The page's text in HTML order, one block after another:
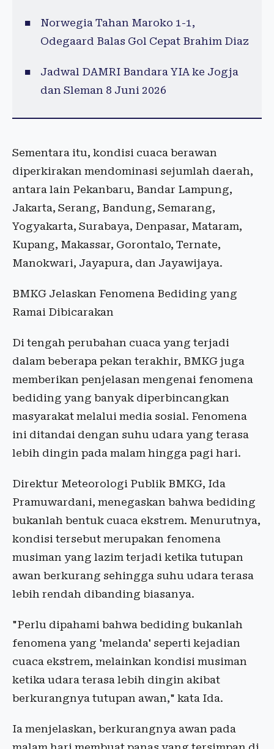
Norwegia Tahan Maroko 1-1,
Odegaard Balas Gol Cepat Brahim Diaz
Jadwal DAMRI Bandara YIA ke Jogja
dan Sleman 8 Juni 2026
Sementara itu, kondisi cuaca berawan
diperkirakan mendominasi sejumlah daerah,
antara lain Pekanbaru, Bandar Lampung,
Jakarta, Serang, Bandung, Semarang,
Yogyakarta, Surabaya, Denpasar, Mataram,
Kupang, Makassar, Gorontalo, Ternate,
Manokwari, Jayapura, dan Jayawijaya.
BMKG Jelaskan Fenomena Bediding yang
Ramai Dibicarakan
Di tengah perubahan cuaca yang terjadi
dalam beberapa pekan terakhir, BMKG juga
memberikan penjelasan mengenai fenomena
bediding yang banyak diperbincangkan
masyarakat melalui media sosial. Fenomena
ini ditandai dengan suhu udara yang terasa
lebih dingin pada malam hingga pagi hari.
Direktur Meteorologi Publik BMKG, Ida
Pramuwardani, menegaskan bahwa bediding
bukanlah bentuk cuaca ekstrem. Menurutnya,
kondisi tersebut merupakan fenomena
musiman yang lazim terjadi ketika tutupan
awan berkurang sehingga suhu udara terasa
lebih rendah dibanding biasanya.
"Perlu dipahami bahwa bediding bukanlah
fenomena yang 'melanda' seperti kejadian
cuaca ekstrem, melainkan kondisi musiman
ketika udara terasa lebih dingin akibat
berkurangnya tutupan awan," kata Ida.
Ia menjelaskan, berkurangnya awan pada